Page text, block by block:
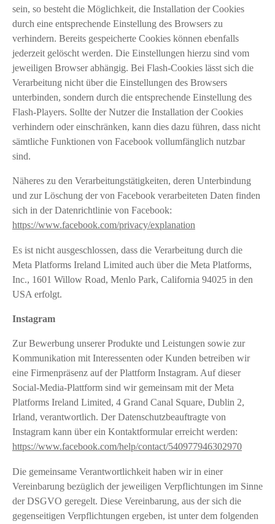
sein, so besteht die Möglichkeit, die Installation der Cookies
durch eine entsprechende Einstellung des Browsers zu
verhindern. Bereits gespeicherte Cookies können ebenfalls
jederzeit gelöscht werden. Die Einstellungen hierzu sind vom
jeweiligen Browser abhängig. Bei Flash-Cookies lässt sich die
Verarbeitung nicht über die Einstellungen des Browsers
unterbinden, sondern durch die entsprechende Einstellung des
Flash-Players. Sollte der Nutzer die Installation der Cookies
verhindern oder einschränken, kann dies dazu führen, dass nicht
sämtliche Funktionen von Facebook vollumfänglich nutzbar
sind.
Näheres zu den Verarbeitungstätigkeiten, deren Unterbindung
und zur Löschung der von Facebook verarbeiteten Daten finden
sich in der Datenrichtlinie von Facebook:
https://www.facebook.com/privacy/explanation
Es ist nicht ausgeschlossen, dass die Verarbeitung durch die
Meta Platforms Ireland Limited auch über die Meta Platforms,
Inc., 1601 Willow Road, Menlo Park, California 94025 in den
USA erfolgt.
Instagram
Zur Bewerbung unserer Produkte und Leistungen sowie zur
Kommunikation mit Interessenten oder Kunden betreiben wir
eine Firmenpräsenz auf der Plattform Instagram. Auf dieser
Social-Media-Plattform sind wir gemeinsam mit der Meta
Platforms Ireland Limited, 4 Grand Canal Square, Dublin 2,
Irland, verantwortlich. Der Datenschutzbeauftragte von
Instagram kann über ein Kontaktformular erreicht werden:
https://www.facebook.com/help/contact/540977946302970
Die gemeinsame Verantwortlichkeit haben wir in einer
Vereinbarung bezüglich der jeweiligen Verpflichtungen im Sinne
der DSGVO geregelt. Diese Vereinbarung, aus der sich die
gegenseitigen Verpflichtungen ergeben, ist unter dem folgenden